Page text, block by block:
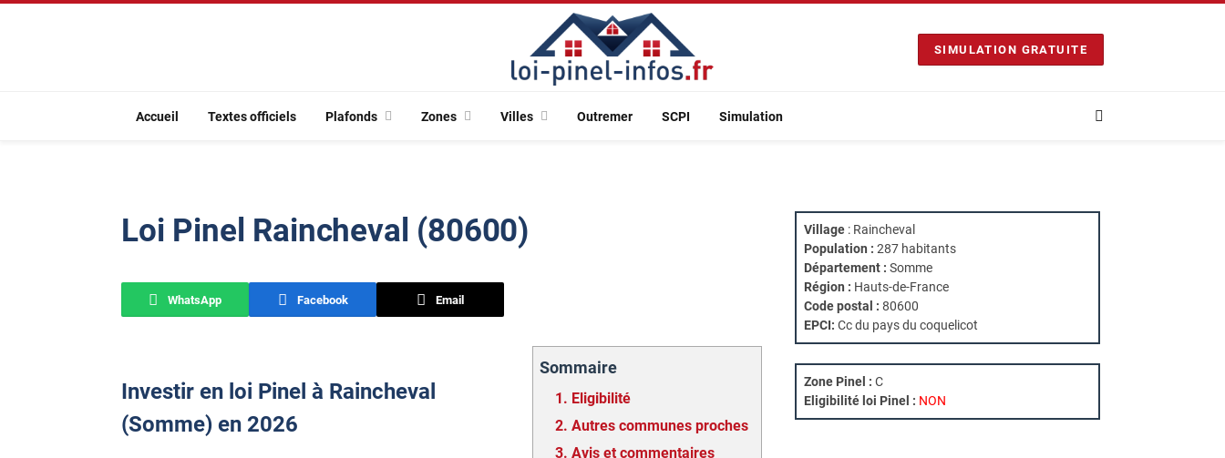
SIMULATION GRATUITE
Accueil Textes officiels Plafonds Zones Villes Outremer SCPI Simulation
Loi Pinel Raincheval (80600)
WhatsApp Facebook Email
Sommaire
1. Eligibilité
2. Autres communes proches
3. Avis et commentaires
Investir en loi Pinel à Raincheval
(Somme) en 2026
Village : Raincheval
Population : 287 habitants
Département : Somme
Région : Hauts-de-France
Code postal : 80600
EPCI: Cc du pays du coquelicot
Zone Pinel : C
Eligibilité loi Pinel : NON